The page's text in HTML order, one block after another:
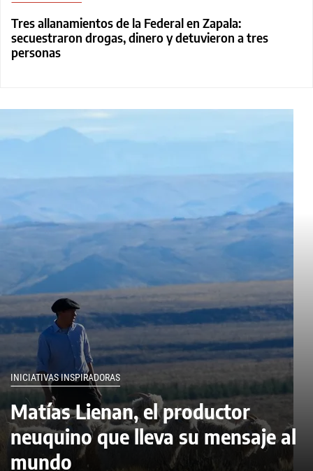
Tres allanamientos de la Federal en Zapala:
secuestraron drogas, dinero y detuvieron a tres
personas
INICIATIVAS INSPIRADORAS
Matías Lienan, el productor
neuquino que lleva su mensaje al
mundo